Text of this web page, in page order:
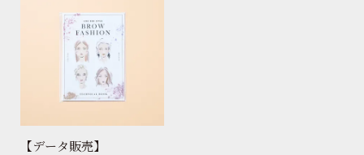
【データ販売】